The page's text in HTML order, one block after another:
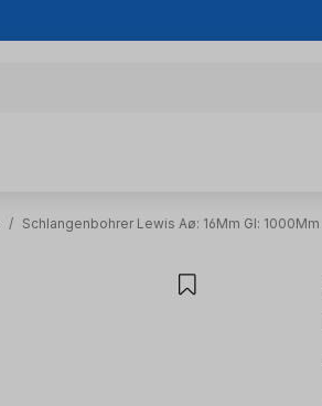
/ Schlangenbohrer Lewis Aø: 16Mm Gl: 1000Mm